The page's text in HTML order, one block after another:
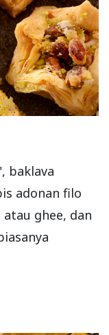
baklava
adonan filo
ghee, dan